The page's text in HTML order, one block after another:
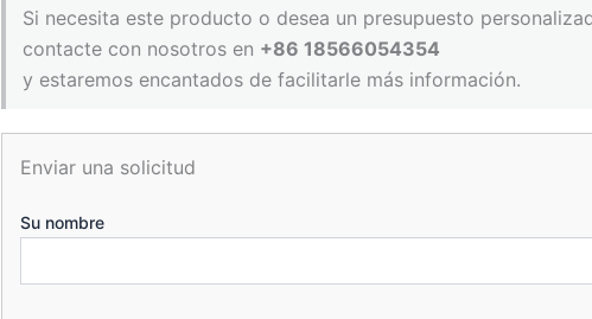
Si necesita este producto o desea un presupuesto
contacte con nosotros en +86 18566054354
y estaremos encantados de facilitarle más información.
Enviar una solicitud
Su nombre